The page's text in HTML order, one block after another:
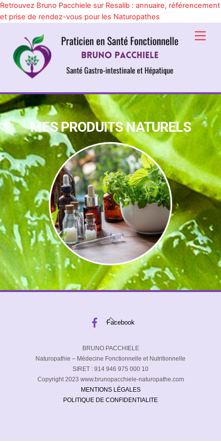
Retrouvez Bruno Pacchiele sur Resalib : annuaire, référencement
et prise de rendez-vous pour les Naturopathes
content
MES PRODUITS NATURELS
Back
To
Facebook
BRUNO PACCHIELE
Naturopathie – Médecine Fonctionnelle et Nutritionnelle
SIRET : 914 946 975 000 10
Copyright 2023 www.brunopacchiele-naturopathe.com
MENTIONS LÉGALES
POLITIQUE DE CONFIDENTIALITE